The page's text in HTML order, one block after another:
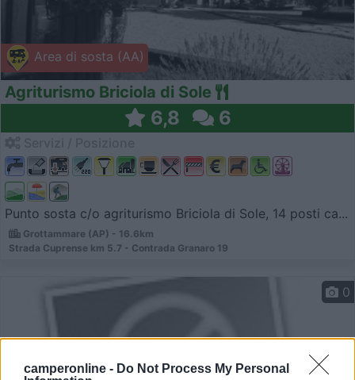
camperonline - Do Not Process My Personal
Area di sosta (AA)
Agriturismo Briciola di Sole
6,8 6
Punto sosta c/o agriturismo Briciola di Sole, 14 posti ca...
Grottammare (AP) - 16.6km
Strada Cuprense km 5.7 - Contrada Granaro 19
0